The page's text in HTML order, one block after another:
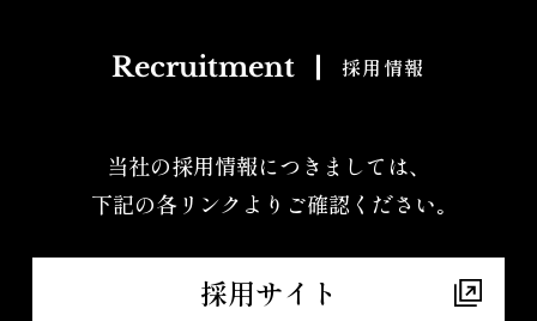
Recruitment 採用情報
当社の採用情報につきましては、
下記の各リンクよりご確認ください｡
採用サイト